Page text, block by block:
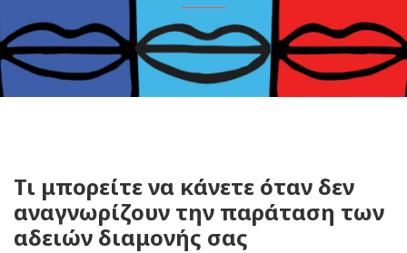
Τι μπορείτε να κάνετε όταν δεν
αναγνωρίζουν την παράταση των
αδειών διαμονής σας